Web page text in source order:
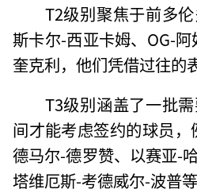
T2级别聚焦于前多
斯卡尔-西亚卡姆、OG-
奎克利，他们凭借过往的
T3级别涵盖了一批
间才能考虑签约的球员，
德马尔-德罗赞、以赛亚-
塔维厄斯-考德威尔-波普等